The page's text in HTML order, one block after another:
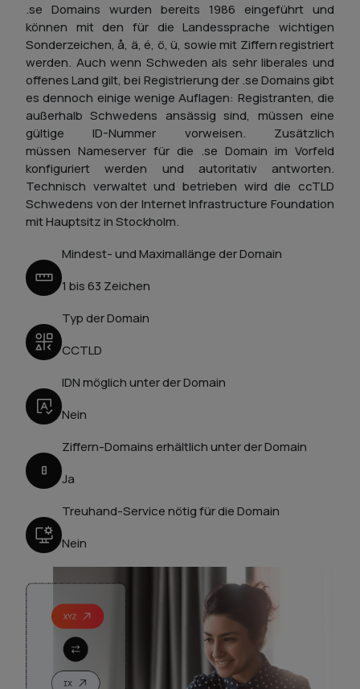
.se Domains wurden bereits 1986 eingeführt und
können mit den für die Landessprache wichtigen
Sonderzeichen, å, ä, é, ö, ü, sowie mit Ziffern registriert
werden. Auch wenn Schweden als sehr liberales und
offenes Land gilt, bei Registrierung der .se Domains gibt
es dennoch einige wenige Auflagen: Registranten, die
außerhalb Schwedens ansässig sind, müssen eine
gültige ID-Nummer vorweisen. Zusätzlich
müssen Nameserver für die .se Domain im Vorfeld
konfiguriert werden und autoritativ antworten.
Technisch verwaltet und betrieben wird die ccTLD
Schwedens von der Internet Infrastructure Foundation
mit Hauptsitz in Stockholm.
Mindest- und Maximallänge der Domain
1 bis 63 Zeichen
Typ der Domain
CCTLD
IDN möglich unter der Domain
Nein
Ziffern-Domains erhältlich unter der Domain
Ja
Treuhand-Service nötig für die Domain
Nein